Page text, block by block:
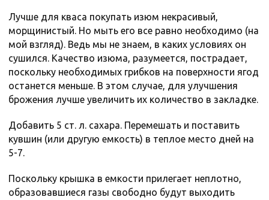
Лучше для кваса покупать изюм некрасивый,
морщинистый. Но мыть его все равно необходимо (на
мой взгляд). Ведь мы не знаем, в каких условиях он
сушился. Качество изюма, разумеется, пострадает,
поскольку необходимых грибков на поверхности ягод
останется меньше. В этом случае, для улучшения
брожения лучше увеличить их количество в закладке.
Добавить 5 ст. л. сахара. Перемешать и поставить
кувшин (или другую емкость) в теплое место дней на
5-7.
Поскольку крышка в емкости прилегает неплотно,
образовавшиеся газы свободно будут выходить